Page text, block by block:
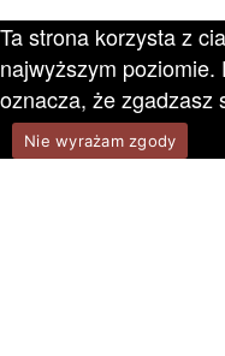
Ta strona korzysta z
najwyższym
oznacza, że zgadzasz
Nie wyrażam zgody